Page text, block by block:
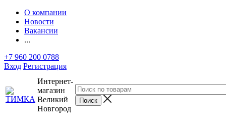
О компании
Новости
Вакансии
...
+7 960 200 0788
Вход Регистрация
Интернет-
магазин
Великий
Новгород